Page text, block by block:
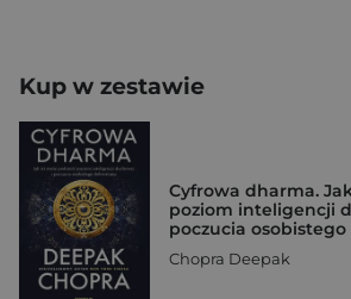
Kup w zestawie
Cyfrowa dharma.
poziom inteligencji
poczucia
Chopra Deepak